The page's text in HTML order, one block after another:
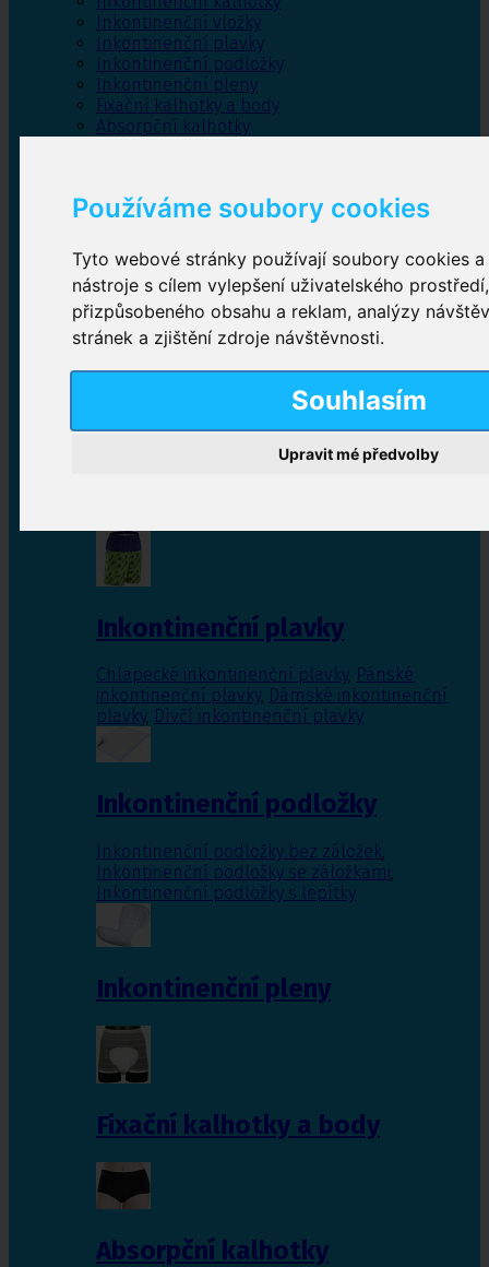
Používáme soubory cookies
Tyto webové stránky používají soubory cookies
nástroje s cílem vylepšení uživatelského
přizpůsobeného obsahu a reklam, analýzy
stránek a zjištění zdroje návštěvnosti.
Souhlasím
Upravit mé předvolby
Inkontinenční vložky
Inkontinenční plavky
Inkontinenční podložky
Inkontinenční pleny
Fixační kalhotky a body
Absorpční kalhotky
Inkontinenční kalhotky
Plenkové kalhotky navlékací,Plenkové kalhotky
zalepovací,Inkontinenční kalhotky dámské
Inkontinenční vložky
Inkontinenční plavky
Chlapecké inkontinenční plavky, Pánské
inkontinenční plavky, Dámské inkontinenční
plavky, Dívčí inkontinenční plavky
Inkontinenční podložky
Inkontinenční podložky bez záložek,
Inkontinenční podložky se záložkami,
Inkontinenční podložky s lepítky
Inkontinenční pleny
Fixační kalhotky a body
Absorpční kalhotky